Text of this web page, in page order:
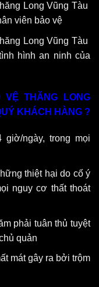
Long Vũng Tàu
viên bảo vệ
Long Vũng Tàu
hình an ninh của
THĂNG LONG
KHÁCH HÀNG ?
ngày, trong mọi
thiệt hại do cố ý
nguy cơ thất thoát
phải tuân thủ tuyệt
quản
mát gây ra bởi trộm